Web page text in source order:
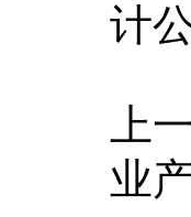
计
上
业